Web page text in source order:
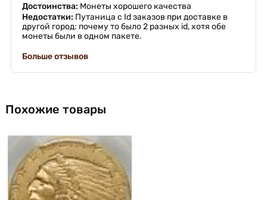
Достоинства: Монеты хорошего качества
Недостатки: Путаница с Id заказов при доставке в
другой город: почему то было 2 разных id, хотя обе
монеты были в одном пакете.
Больше отзывов
Похожие товары